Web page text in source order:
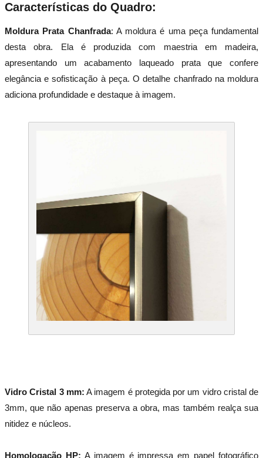
Características do Quadro:
Moldura Prata Chanfrada: A moldura é uma peça fundamental
desta obra. Ela é produzida com maestria em madeira,
apresentando um acabamento laqueado prata que confere
elegância e sofisticação à peça. O detalhe chanfrado na moldura
adiciona profundidade e destaque à imagem.
Vidro Cristal 3 mm: A imagem é protegida por um vidro cristal de
3mm, que não apenas preserva a obra, mas também realça sua
nitidez e núcleos.
Homologação HP: A imagem é impressa em papel fotográfico